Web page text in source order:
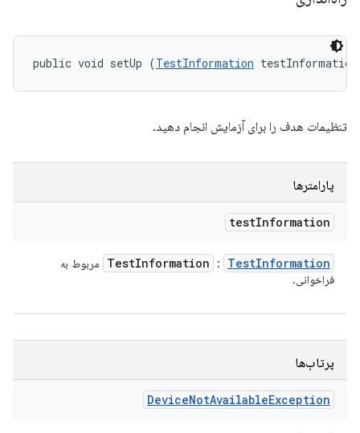
public void setUp (TestInformation
تنظیمات هدف را برای آزمایش انجام دهید.
پارامترها
testInformation
TestInformation : TestInformation
مربوط به
فراخوانی.
پرتاب‌ها
DeviceNotAvailableException